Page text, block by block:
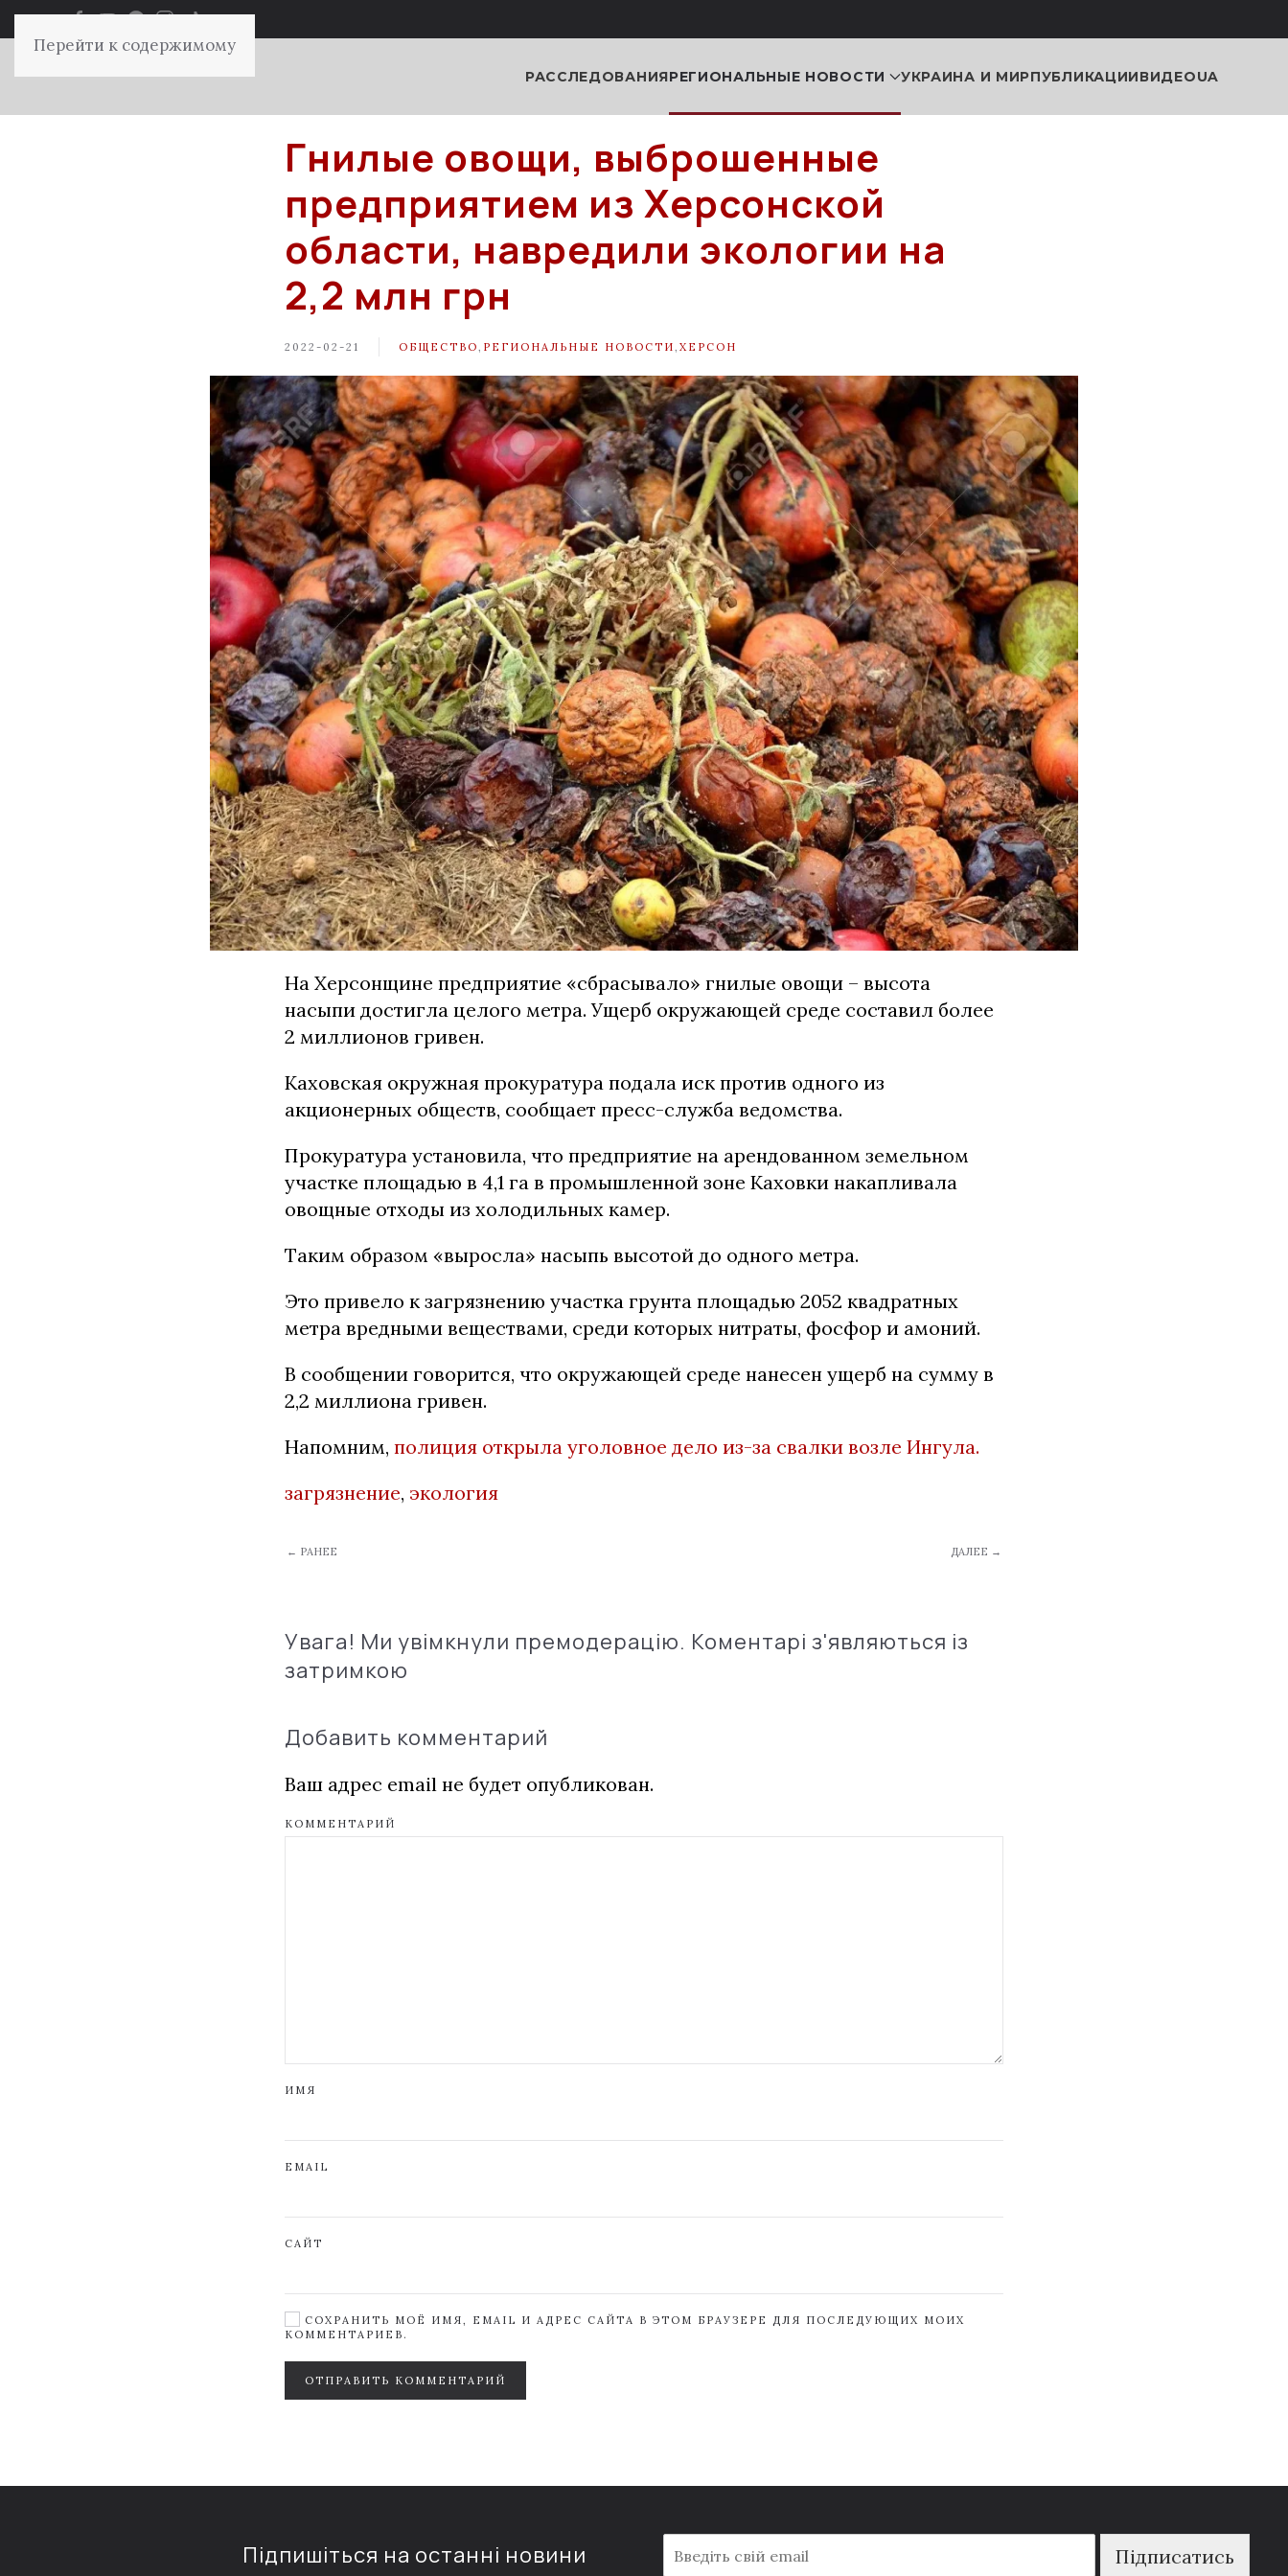
Перейти к содержимому
РАССЛЕДОВАНИЯРЕГИОНАЛЬНЫЕ НОВОСТИ УКРАИНА И МИРПУБЛИКАЦИИВИДЕОUA
Гнилые овощи, выброшенные
предприятием из Херсонской
области, навредили экологии на
2,2 млн грн
2022-02-21 ОБЩЕСТВО РЕГИОНАЛЬНЫЕ НОВОСТИ ХЕРСОН
На Херсонщине предприятие «сбрасывало» гнилые овощи – высота
насыпи достигла целого метра. Ущерб окружающей среде составил более
2 миллионов гривен.
Каховская окружная прокуратура подала иск против одного из
акционерных обществ, сообщает пресс-служба ведомства.
Прокуратура установила, что предприятие на арендованном земельном
участке площадью в 4,1 га в промышленной зоне Каховки накапливала
овощные отходы из холодильных камер.
Таким образом «выросла» насыпь высотой до одного метра.
Это привело к загрязнению участка грунта площадью 2052 квадратных
метра вредными веществами, среди которых нитраты, фосфор и амоний.
В сообщении говорится, что окружающей среде нанесен ущерб на сумму в
2,2 миллиона гривен.
Напомним, полиция открыла уголовное дело из-за свалки возле Ингула.
загрязнение, экология
← РАНЕЕ ДАЛЕЕ →
Увага! Ми увімкнули премодерацію. Коментарі з'являються із
затримкою
Добавить комментарий
Ваш адрес email не будет опубликован.
КОММЕНТАРИЙ
ИМЯ
EMAIL
САЙТ
СОХРАНИТЬ МОЁ ИМЯ, EMAIL И АДРЕС САЙТА В ЭТОМ БРАУЗЕРЕ ДЛЯ ПОСЛЕДУЮЩИХ МОИХ
КОММЕНТАРИЕВ.
ОТПРАВИТЬ КОММЕНТАРИЙ
Підпишіться на останні новини
m
Підписатись